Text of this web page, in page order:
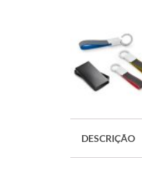
DESCRIÇÃO